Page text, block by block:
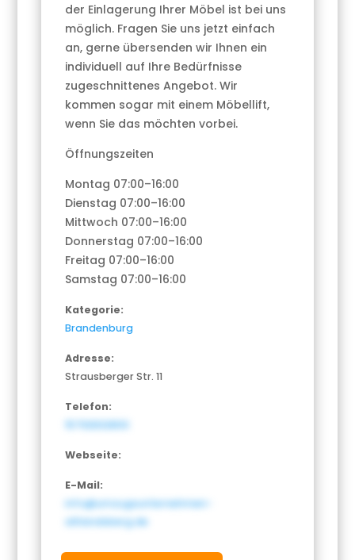
der Einlagerung Ihrer Möbel ist bei uns
möglich. Fragen Sie uns jetzt einfach
an, gerne übersenden wir Ihnen ein
individuell auf Ihre Bedürfnisse
zugeschnittenes Angebot. Wir
kommen sogar mit einem Möbellift,
wenn Sie das möchten vorbei.
Öffnungszeiten
Montag 07:00–16:00
Dienstag 07:00–16:00
Mittwoch 07:00–16:00
Donnerstag 07:00–16:00
Freitag 07:00–16:00
Samstag 07:00–16:00
Kategorie:
Brandenburg
Adresse:
Strausberger Str. 11
Telefon:
15792632800
Webseite:
E-Mail:
info@umzugsunternehmen-
altlandsberg.de